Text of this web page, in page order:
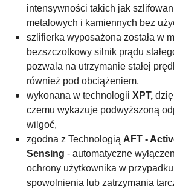
intensywności takich jak
metalowych i kamiennych bez
szlifierka wyposażona została w
bezszczotkowy silnik prądu
pozwala na utrzymanie stałej
również pod obciążeniem,
wykonana w technologii XPT,
czemu wykazuje podwyższoną
wilgoć,
zgodna z Technologią AFT -
Sensing - automatyczne
ochrony użytkownika w przypadku
spowolnienia lub zatrzymania